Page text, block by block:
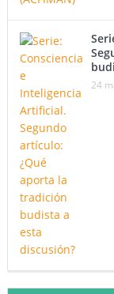
24